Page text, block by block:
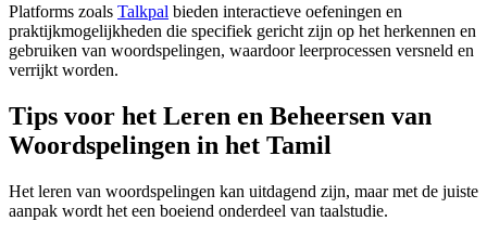
Platforms zoals Talkpal bieden interactieve oefeningen en
praktijkmogelijkheden die specifiek gericht zijn op het herkennen en
gebruiken van woordspelingen, waardoor leerprocessen versneld en
verrijkt worden.
Tips voor het Leren en Beheersen van
Woordspelingen in het Tamil
Het leren van woordspelingen kan uitdagend zijn, maar met de juiste
aanpak wordt het een boeiend onderdeel van taalstudie.